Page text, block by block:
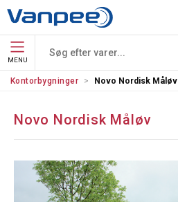
MENU
Kontorbygninger Novo Nordisk Måløv
Novo Nordisk Måløv